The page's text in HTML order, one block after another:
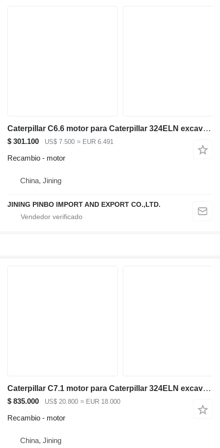
Caterpillar C6.6 motor para Caterpillar 324ELN excavadora midi
$ 301.100 US$ 7.500 ≈ EUR 6.491
Recambio - motor
China, Jining
JINING PINBO IMPORT AND EXPORT CO.,LTD.
Caterpillar C7.1 motor para Caterpillar 324ELN excavadora
$ 835.000 US$ 20.800 ≈ EUR 18.000
Recambio - motor
China, Jining